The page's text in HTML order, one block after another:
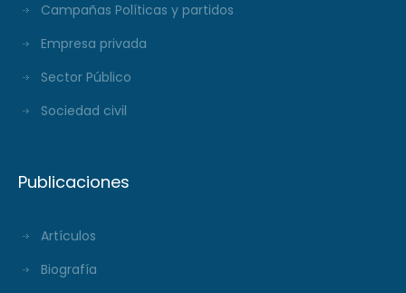
Campañas Políticas y partidos
Empresa privada
Sector Público
Sociedad civil
Publicaciones
Artículos
Biografía